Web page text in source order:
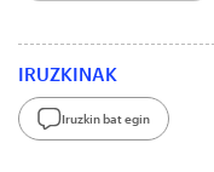
IRUZKINAK
Iruzkin bat egin